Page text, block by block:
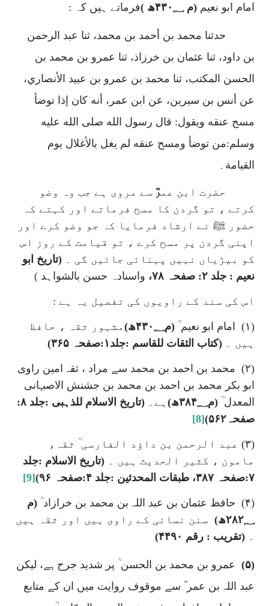
امام ابو نعیم (م ۴۳۰؁ھ ) فرماتے ہیں کہ :
حدثنا محمد بن أحمد بن محمد، ثنا عبد الرحمن
بن داود، ثنا عثمان بن خرزاذ، ثنا عمرو بن محمد بن
الحسن المكتب، ثنا محمد بن عمرو بن عبيد الأنصاري،
عن أنس بن سيرين، عن ابن عمر، أنه كان إذا توضأ
مسح عنقه ويقول: قال رسول الله صلى الله عليه
وسلم:من توضأ ومسح عنقه لم يغل بالأغلال يوم
القيامة۔
حضرت ابن عمرؓ سے مروی ہے جب وہ وضو
کرتے ، تو گردن کا مسح فرماتے اور کہتے کہ
حضور ﷺ نے ارشاد فرمایا کہ جو وضو کرے اور
اپنی گردن پر مسح کرے ، تو قیامت کے روز اس
کو بیڑیاں نہیں پہنائی جائیں گی ۔ (تاریخ ابو
نعیم : جلد ۲: صفحہ ۷۸،
واسنادہ حسن بالشواہد )
اس کی سند کے راویوں کی تفصیل یہ ہے :
(۱) امام ابو نعیم ؒ (م۴۳۰؁ھ)
مشہور ثقہ ، حافظ
ہیں ۔ (کتاب الثقات للقاسم :جلد۱:صفحہ ۳۶۵)
(۲)
محمد بن احمد بن محمد سے مراد ، ثقہ امین راوی
ابو بکر محمد بن احمد بن محمد بن جشنش الاصبہانی
المعدل ؒ (م۳۸۴؁ھ) ہے۔
(تاریخ الاسلام للذہبی :جلد ۸:
صفحہ۵۶۲)
[8]
(۳) عبد الرحمن بن داؤد الفارسی ؒ ثقہ،
مامون ، کثیر الحدیث ہیں ۔ (تاریخ الاسلام :جلد
۷:صفحہ ۳۸۷، طبقات المحدثین :جلد ۴:صفحہ ۹۶)
[9]
(۴) حافظ عثمان بن عبد اللہ بن محمد بن خرازاد ؒ (م
۲۸۲؁ھ)
سنن نسائی کے راوی ہیں اور ثقہ ہیں
۔ (تقریب : رقم ۴۴۹۰)
(۵)
عمرو بن محمد بن الحسن ؒ پر شدید جرح ہے، لیکن
عبد اللہ بن عمر ؓ سے موقوف روایت میں ان کے متابع